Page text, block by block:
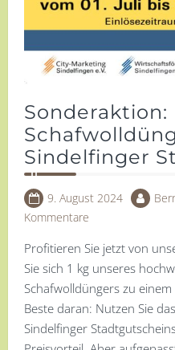
Sindelfinger
9. August 2024
Kommentare
Profitieren Sie jetzt von
Sie sich 1 kg unseres
Schafwolldüngers zu
Beste daran: Nutzen Sie
Sindelfinger